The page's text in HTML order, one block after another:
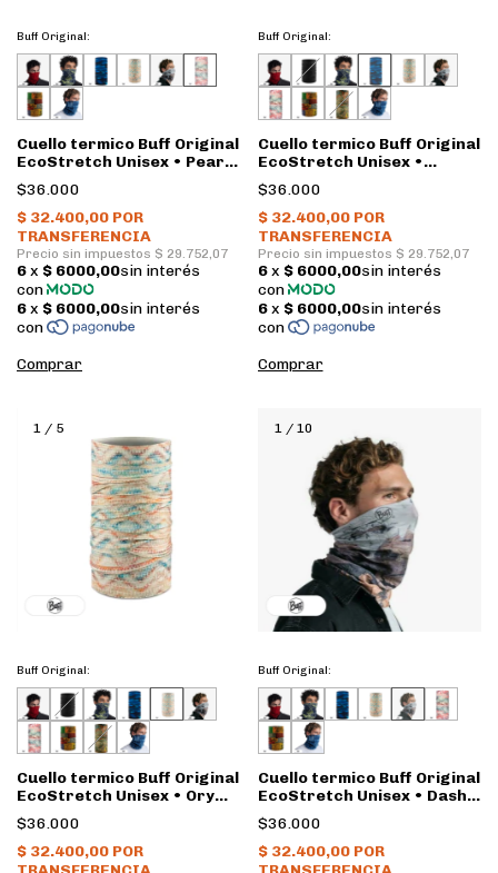
Buff Original:
Cuello termico Buff Original
EcoStretch Unisex • Pearly
blossom pink
$36.000
Buff Original:
Cuello termico Buff Original
EcoStretch Unisex •
Shading blue
$36.000
1 / 5
Buff Original:
Cuello termico Buff Original
EcoStretch Unisex • Ory
multi
$36.000
1 / 10
Buff Original:
Cuello termico Buff Original
EcoStretch Unisex • Dash
multi
$36.000